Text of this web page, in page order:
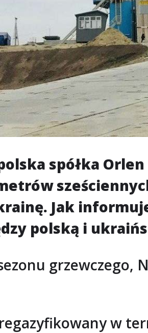
spółka
Jak
polską i
grzewczego,
w